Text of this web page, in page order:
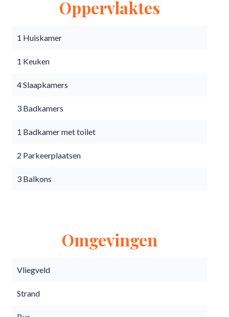
Oppervlaktes
1 Huiskamer
1 Keuken
4 Slaapkamers
3 Badkamers
1 Badkamer met toilet
2 Parkeerplaatsen
3 Balkons
Omgevingen
Vliegveld
Strand